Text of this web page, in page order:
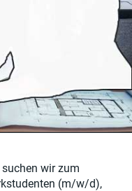
wir zum
(m/w/d),